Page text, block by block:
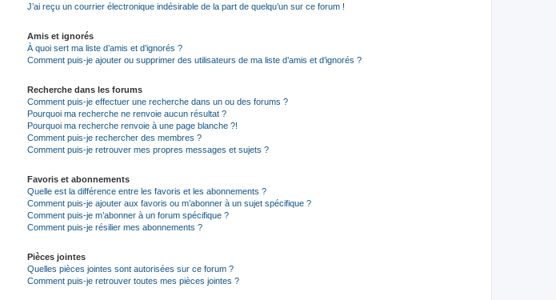
J’ai reçu un courrier électronique indésirable de la part de quelqu’un sur ce forum !
Amis et ignorés
À quoi sert ma liste d’amis et d’ignorés ?
Comment puis-je ajouter ou supprimer des utilisateurs de ma liste d’amis et d’ignorés ?
Recherche dans les forums
Comment puis-je effectuer une recherche dans un ou des forums ?
Pourquoi ma recherche ne renvoie aucun résultat ?
Pourquoi ma recherche renvoie à une page blanche ?!
Comment puis-je rechercher des membres ?
Comment puis-je retrouver mes propres messages et sujets ?
Favoris et abonnements
Quelle est la différence entre les favoris et les abonnements ?
Comment puis-je ajouter aux favoris ou m’abonner à un sujet spécifique ?
Comment puis-je m’abonner à un forum spécifique ?
Comment puis-je résilier mes abonnements ?
Pièces jointes
Quelles pièces jointes sont autorisées sur ce forum ?
Comment puis-je retrouver toutes mes pièces jointes ?